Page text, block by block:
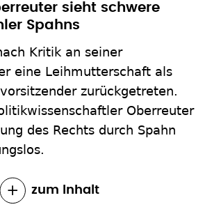
sieht schwere
Spahns
Kritik an seiner
eine Leihmutterschaft als
zurückgetreten.
Oberreuter
des Rechts durch Spahn
zum Inhalt